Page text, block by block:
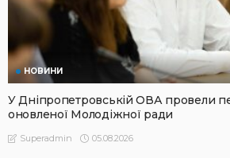
НОВИНИ
У Дніпропетровській ОВА провели
оновленої Молодіжної ради
Superadmin 05.08.2026